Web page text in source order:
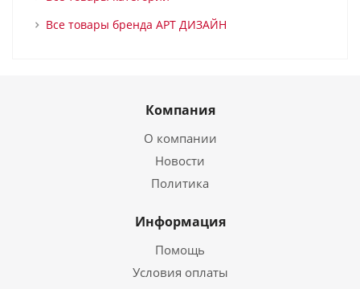
Все товары бренда АРТ ДИЗАЙН
Компания
О компании
Новости
Политика
Информация
Помощь
Условия оплаты